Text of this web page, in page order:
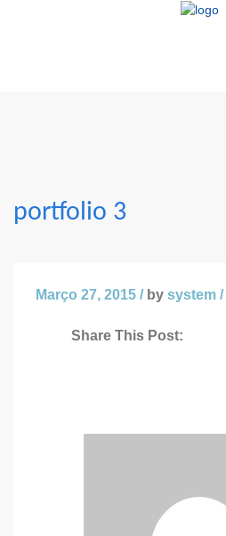
portfolio 3
Março 27, 2015 / by system /
Share This Post: